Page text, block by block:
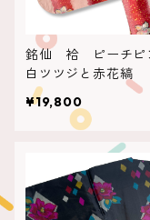
銘仙 袷 ピーチピ
白ツツジと赤花縞
¥19,800